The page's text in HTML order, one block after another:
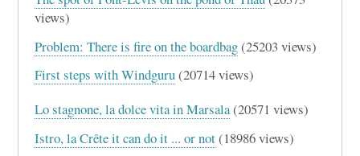
views)
Problem: There is fire on the boardbag(25203 views)
First steps with Windguru(20714 views)
Lo stagnone, la dolce vita in Marsala(20571 views)
Istro, la Crête it can do it ... or not(18986 views)